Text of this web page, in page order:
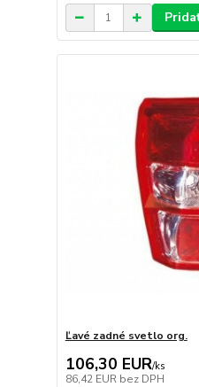
Ľavé zadné svetlo org.
106,30 EUR/ks
86,42 EUR bez DPH